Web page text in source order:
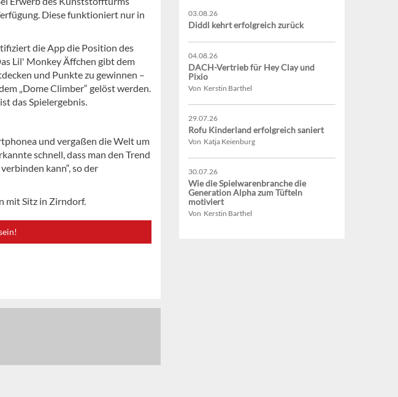
Diese funktioniert nur in
die App die Position des
Lil' Monkey Äffchen gibt dem
und Punkte zu gewinnen –
„Dome Climber“ gelöst werden.
das Spielergebnis.
und vergaßen die Welt um
schnell, dass man den Trend
kann“, so der
mit Sitz in Zirndorf.
03.08.26
Diddl kehrt erfolgreich zurück
04.08.26
DACH-Vertrieb für Hey Clay und
Pixio
Von Kerstin Barthel
29.07.26
Rofu Kinderland erfolgreich saniert
Von Katja Keienburg
30.07.26
Wie die Spielwarenbranche die
Generation Alpha zum Tüfteln
motiviert
Von Kerstin Barthel